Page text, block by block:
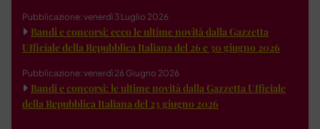
Pubblicazione: venerdì 3 Luglio 2026
Bandi e concorsi: ecco le ultime novità dalla Gazzetta
Ufficiale della Repubblica Italiana del 26 e 30 giugno 2026
Pubblicazione: venerdì 26 Giugno 2026
Bandi e concorsi: le ultime novità dalla Gazzetta Ufficiale
della Repubblica Italiana del 23 giugno 2026